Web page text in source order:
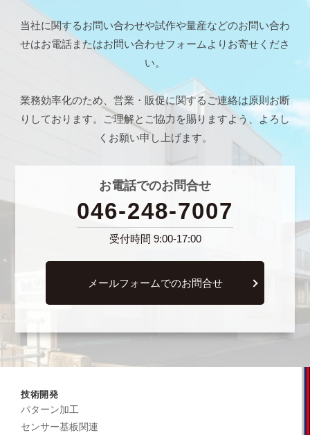
当社に関するお問い合わせや試作や量産などのお問い合わ
せはお電話またはお問い合わせフォームよりお寄せくださ
い。
業務効率化のため、営業・販促に関するご連絡は原則お断
りしております。
ご理解とご協力を賜りますよう、よろし
くお願い申し上げます。
お電話でのお問合せ
046-248-7007
受付時間 9:00-17:00
メールフォームでのお問合せ
技術開発
パターン加工
センサー基板関連